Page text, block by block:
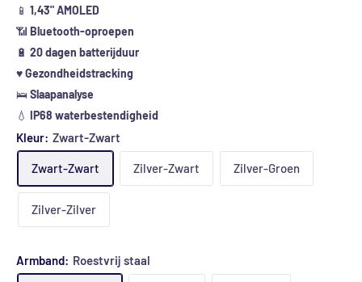
📱 1,43" AMOLED
📶Bluetooth-oproepen
🔋 20 dagen batterijduur
♥Gezondheidstracking
🛌Slaapanalyse
💧 IP68 waterbestendigheid
Kleur: Zwart-Zwart
Zwart-Zwart Zilver-Zwart Zilver-Groen
Zilver-Zilver
Armband: Roestvrij staal